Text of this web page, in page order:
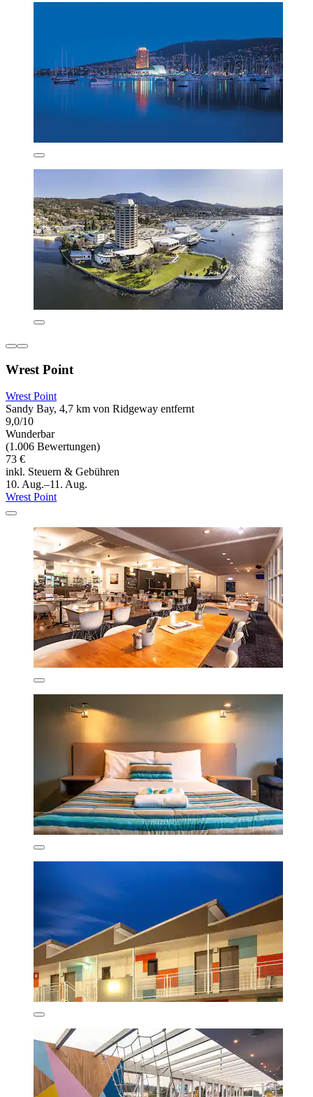
Wrest Point
Wrest Point
Sandy Bay, 4,7 km von Ridgeway entfernt
9,0/10
Wunderbar
(1.006 Bewertungen)
73 €
inkl. Steuern & Gebühren
10. Aug.–11. Aug.
Wrest Point